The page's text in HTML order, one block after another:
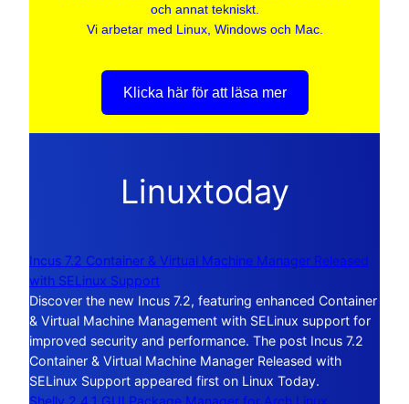
och annat tekniskt.
Vi arbetar med Linux, Windows och Mac.
Klicka här för att läsa mer
Linuxtoday
Incus 7.2 Container & Virtual Machine Manager Released
with SELinux Support
Discover the new Incus 7.2, featuring enhanced Container
& Virtual Machine Management with SELinux support for
improved security and performance. The post Incus 7.2
Container & Virtual Machine Manager Released with
SELinux Support appeared first on Linux Today.